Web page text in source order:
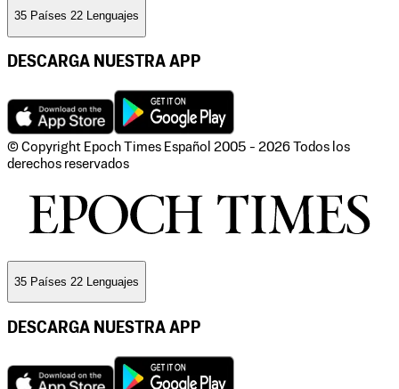
35 Países 22 Lenguajes
DESCARGA NUESTRA APP
© Copyright Epoch Times Español 2005 - 2026 Todos los
derechos reservados
35 Países 22 Lenguajes
DESCARGA NUESTRA APP